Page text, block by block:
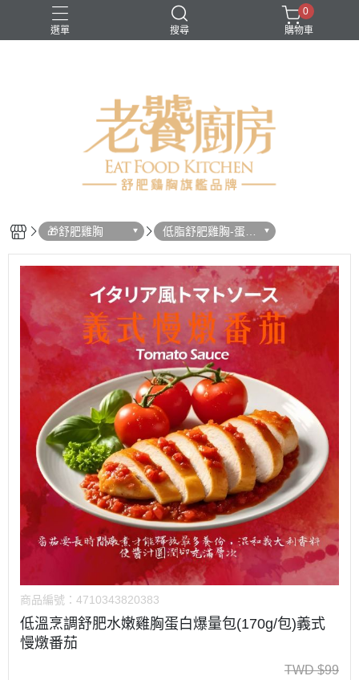
選單 搜尋
舒肥雞胸 蔬菜類
0
購物車
🎁舒肥雞胸
低脂舒肥雞胸-蛋白
爆量包
商品編號： 4710343820383
低溫烹調舒肥水嫩雞胸蛋白爆量包(170g/包)義式
慢燉番茄
TWD $99